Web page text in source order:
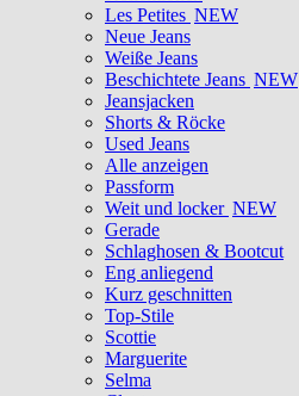
Les Petites NEW
Neue Jeans
Weiße Jeans
Beschichtete Jeans NEW
Jeansjacken
Shorts & Röcke
Used Jeans
Alle anzeigen
Passform
Weit und locker NEW
Gerade
Schlaghosen & Bootcut
Eng anliegend
Kurz geschnitten
Top-Stile
Scottie
Marguerite
Selma